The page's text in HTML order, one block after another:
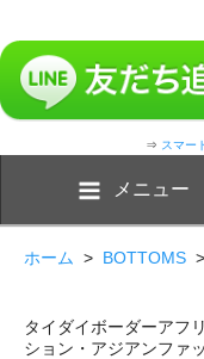
⇒ スマー
メニュー
ホーム > BOTTOMS >
タイダイボーダーアフ
ション・アジアンファ